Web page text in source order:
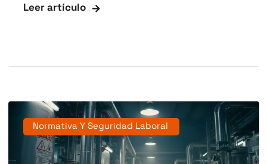
Leer artículo
Normativa Y Seguridad Laboral